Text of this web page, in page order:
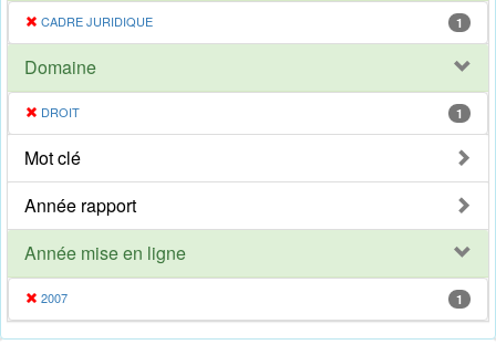
CADRE JURIDIQUE 1
Domaine
DROIT 1
Mot clé
Année rapport
Année mise en ligne
2007 1